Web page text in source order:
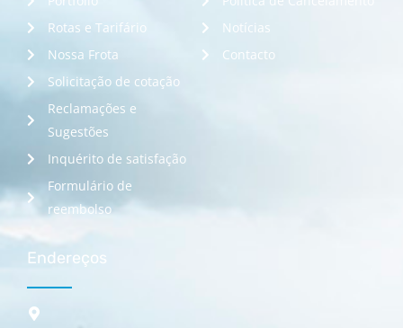
Rotas e Tarifário
Nossa Frota
Solicitação de cotação
Reclamações e
Sugestões
Inquérito de satisfação
Formulário de
reembolso
Notícias
Contacto
Endereços